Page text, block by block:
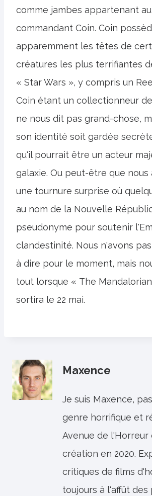
comme jambes appartenant au
commandant Coin. Coin
apparemment les têtes de
créatures les plus terrifiantes
« Star Wars », y compris un
Coin étant un collectionneur
ne nous dit pas grand-chose,
son identité soit gardée
qu'il pourrait être un acteur
galaxie. Ou peut-être que nous
une tournure surprise où
au nom de la Nouvelle
pseudonyme pour soutenir
clandestinité. Nous n'avons
à dire pour le moment, mais
tout lorsque « The
sortira le 22 mai.
Maxence
Je suis Maxence,
genre horrifique et
Avenue de l'Horreur
création en 2020.
critiques de films
toujours à l'affût des